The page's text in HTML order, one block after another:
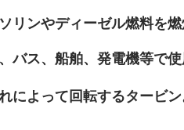
リンやディーゼル燃料を
バス、船舶、発電機等で使
によって回転するタービ